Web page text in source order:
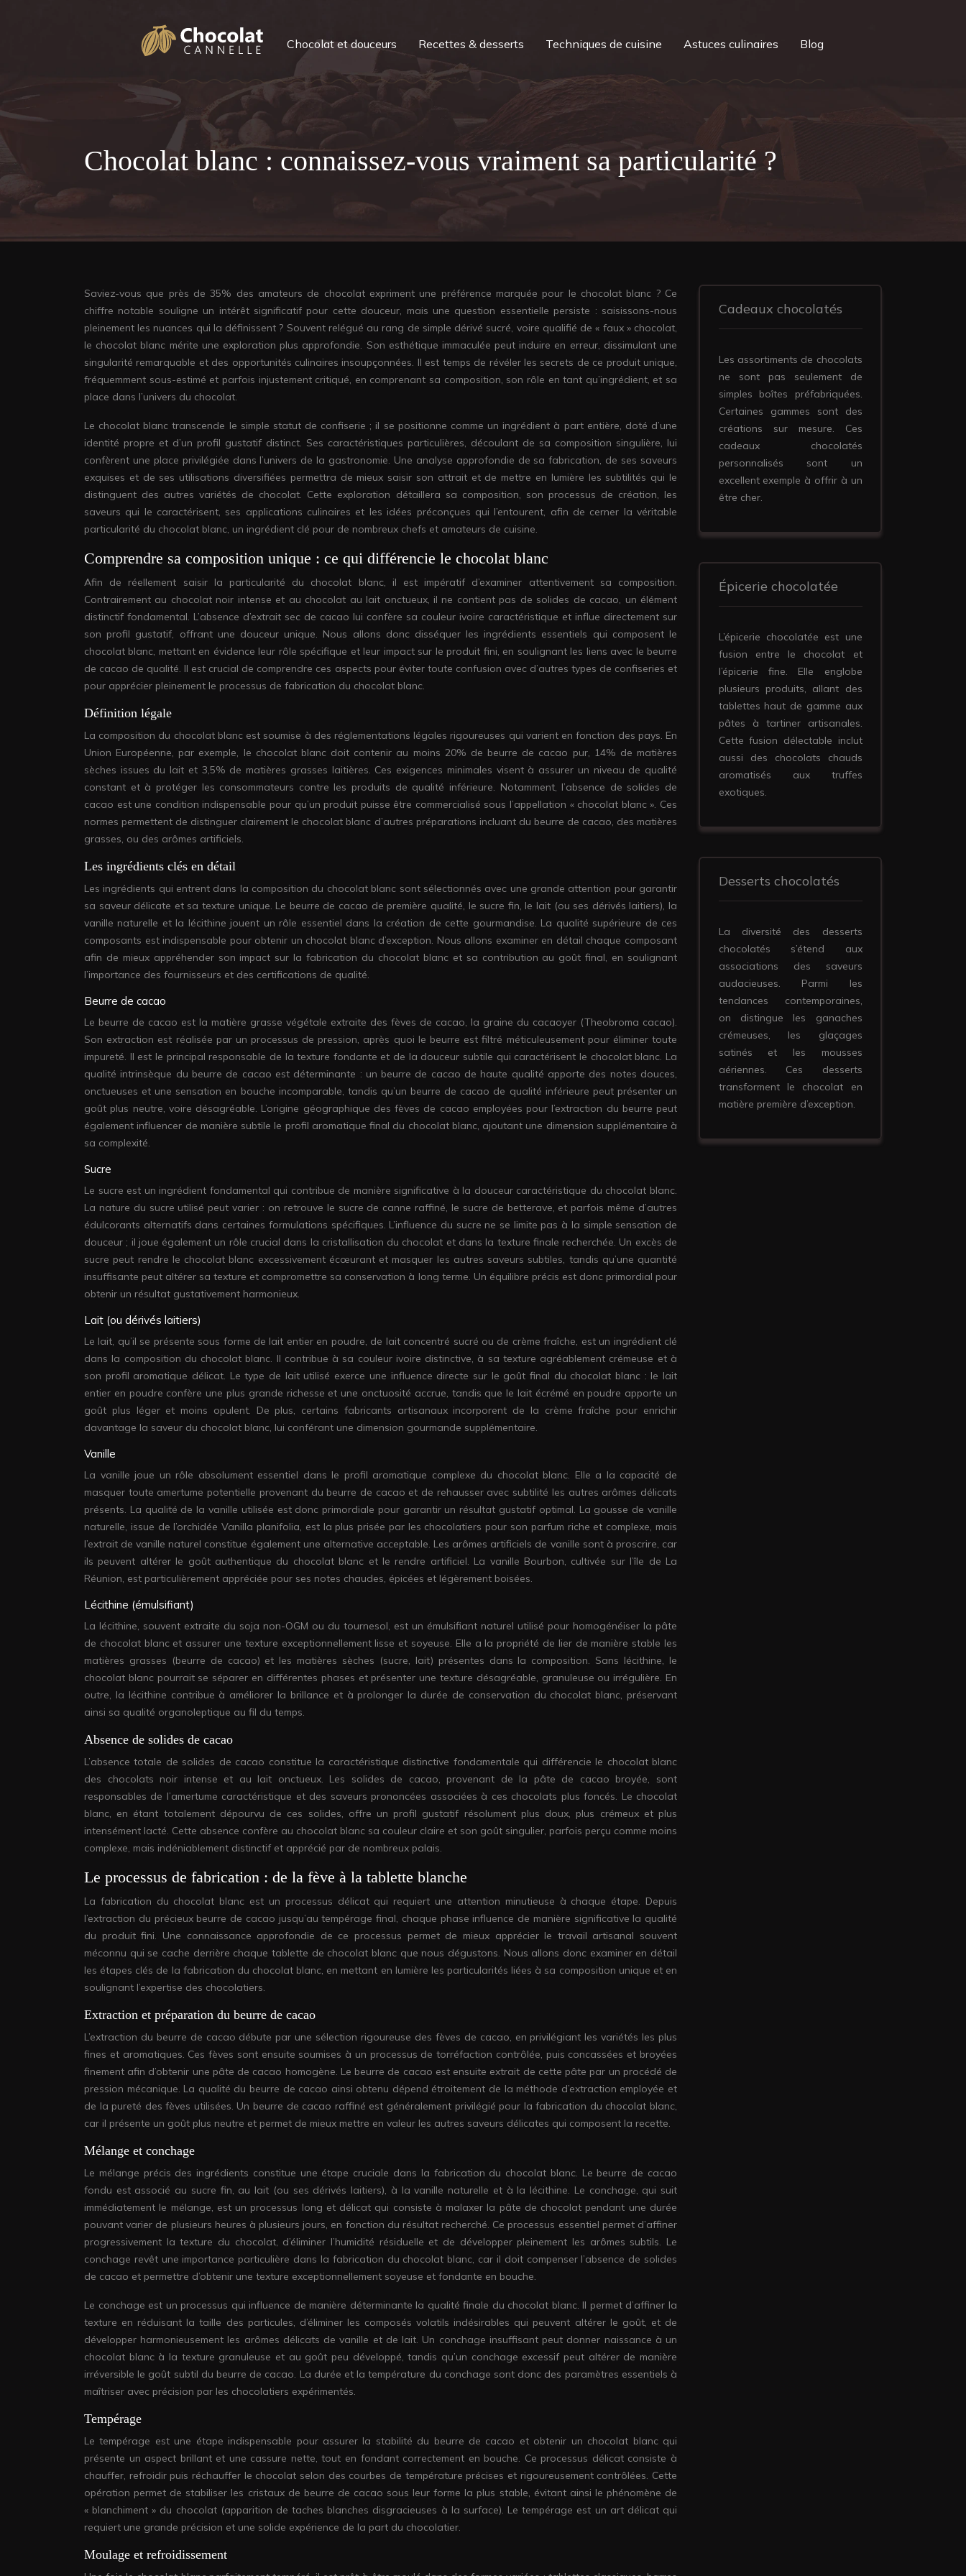
Chocolat et douceurs Recettes & desserts Techniques de cuisine Astuces culinaires Blog
Chocolat blanc : connaissez-vous vraiment sa particularité ?
Saviez-vous que près de 35% des amateurs de chocolat expriment une préférence marquée pour le chocolat blanc ? Ce
chiffre notable souligne un intérêt significatif pour cette douceur, mais une question essentielle persiste : saisissons-nous
pleinement les nuances qui la définissent ? Souvent relégué au rang de simple dérivé sucré, voire qualifié de « faux » chocolat,
le chocolat blanc mérite une exploration plus approfondie. Son esthétique immaculée peut induire en erreur, dissimulant une
singularité remarquable et des opportunités culinaires insoupçonnées. Il est temps de révéler les secrets de ce produit unique,
fréquemment sous-estimé et parfois injustement critiqué, en comprenant sa composition, son rôle en tant qu’ingrédient, et sa
place dans l’univers du chocolat.
Le chocolat blanc transcende le simple statut de confiserie ; il se positionne comme un ingrédient à part entière, doté d’une
identité propre et d’un profil gustatif distinct. Ses caractéristiques particulières, découlant de sa composition singulière, lui
confèrent une place privilégiée dans l’univers de la gastronomie. Une analyse approfondie de sa fabrication, de ses saveurs
exquises et de ses utilisations diversifiées permettra de mieux saisir son attrait et de mettre en lumière les subtilités qui le
distinguent des autres variétés de chocolat. Cette exploration détaillera sa composition, son processus de création, les
saveurs qui le caractérisent, ses applications culinaires et les idées préconçues qui l’entourent, afin de cerner la véritable
particularité du chocolat blanc, un ingrédient clé pour de nombreux chefs et amateurs de cuisine.
Comprendre sa composition unique : ce qui différencie le chocolat blanc
Afin de réellement saisir la particularité du chocolat blanc, il est impératif d’examiner attentivement sa composition.
Contrairement au chocolat noir intense et au chocolat au lait onctueux, il ne contient pas de solides de cacao, un élément
distinctif fondamental. L’absence d’extrait sec de cacao lui confère sa couleur ivoire caractéristique et influe directement sur
son profil gustatif, offrant une douceur unique. Nous allons donc disséquer les ingrédients essentiels qui composent le
chocolat blanc, mettant en évidence leur rôle spécifique et leur impact sur le produit fini, en soulignant les liens avec le beurre
de cacao de qualité. Il est crucial de comprendre ces aspects pour éviter toute confusion avec d’autres types de confiseries et
pour apprécier pleinement le processus de fabrication du chocolat blanc.
Définition légale
La composition du chocolat blanc est soumise à des réglementations légales rigoureuses qui varient en fonction des pays. En
Union Européenne, par exemple, le chocolat blanc doit contenir au moins 20% de beurre de cacao pur, 14% de matières
sèches issues du lait et 3,5% de matières grasses laitières. Ces exigences minimales visent à assurer un niveau de qualité
constant et à protéger les consommateurs contre les produits de qualité inférieure. Notamment, l’absence de solides de
cacao est une condition indispensable pour qu’un produit puisse être commercialisé sous l’appellation « chocolat blanc ». Ces
normes permettent de distinguer clairement le chocolat blanc d’autres préparations incluant du beurre de cacao, des matières
grasses, ou des arômes artificiels.
Les ingrédients clés en détail
Les ingrédients qui entrent dans la composition du chocolat blanc sont sélectionnés avec une grande attention pour garantir
sa saveur délicate et sa texture unique. Le beurre de cacao de première qualité, le sucre fin, le lait (ou ses dérivés laitiers), la
vanille naturelle et la lécithine jouent un rôle essentiel dans la création de cette gourmandise. La qualité supérieure de ces
composants est indispensable pour obtenir un chocolat blanc d’exception. Nous allons examiner en détail chaque composant
afin de mieux appréhender son impact sur la fabrication du chocolat blanc et sa contribution au goût final, en soulignant
l’importance des fournisseurs et des certifications de qualité.
Beurre de cacao
Le beurre de cacao est la matière grasse végétale extraite des fèves de cacao, la graine du cacaoyer (Theobroma cacao).
Son extraction est réalisée par un processus de pression, après quoi le beurre est filtré méticuleusement pour éliminer toute
impureté. Il est le principal responsable de la texture fondante et de la douceur subtile qui caractérisent le chocolat blanc. La
qualité intrinsèque du beurre de cacao est déterminante : un beurre de cacao de haute qualité apporte des notes douces,
onctueuses et une sensation en bouche incomparable, tandis qu’un beurre de cacao de qualité inférieure peut présenter un
goût plus neutre, voire désagréable. L’origine géographique des fèves de cacao employées pour l’extraction du beurre peut
également influencer de manière subtile le profil aromatique final du chocolat blanc, ajoutant une dimension supplémentaire à
sa complexité.
Sucre
Le sucre est un ingrédient fondamental qui contribue de manière significative à la douceur caractéristique du chocolat blanc.
La nature du sucre utilisé peut varier : on retrouve le sucre de canne raffiné, le sucre de betterave, et parfois même d’autres
édulcorants alternatifs dans certaines formulations spécifiques. L’influence du sucre ne se limite pas à la simple sensation de
douceur ; il joue également un rôle crucial dans la cristallisation du chocolat et dans la texture finale recherchée. Un excès de
sucre peut rendre le chocolat blanc excessivement écœurant et masquer les autres saveurs subtiles, tandis qu’une quantité
insuffisante peut altérer sa texture et compromettre sa conservation à long terme. Un équilibre précis est donc primordial pour
obtenir un résultat gustativement harmonieux.
Lait (ou dérivés laitiers)
Le lait, qu’il se présente sous forme de lait entier en poudre, de lait concentré sucré ou de crème fraîche, est un ingrédient clé
dans la composition du chocolat blanc. Il contribue à sa couleur ivoire distinctive, à sa texture agréablement crémeuse et à
son profil aromatique délicat. Le type de lait utilisé exerce une influence directe sur le goût final du chocolat blanc : le lait
entier en poudre confère une plus grande richesse et une onctuosité accrue, tandis que le lait écrémé en poudre apporte un
goût plus léger et moins opulent. De plus, certains fabricants artisanaux incorporent de la crème fraîche pour enrichir
davantage la saveur du chocolat blanc, lui conférant une dimension gourmande supplémentaire.
Vanille
La vanille joue un rôle absolument essentiel dans le profil aromatique complexe du chocolat blanc. Elle a la capacité de
masquer toute amertume potentielle provenant du beurre de cacao et de rehausser avec subtilité les autres arômes délicats
présents. La qualité de la vanille utilisée est donc primordiale pour garantir un résultat gustatif optimal. La gousse de vanille
naturelle, issue de l’orchidée Vanilla planifolia, est la plus prisée par les chocolatiers pour son parfum riche et complexe, mais
l’extrait de vanille naturel constitue également une alternative acceptable. Les arômes artificiels de vanille sont à proscrire, car
ils peuvent altérer le goût authentique du chocolat blanc et le rendre artificiel. La vanille Bourbon, cultivée sur l’île de La
Réunion, est particulièrement appréciée pour ses notes chaudes, épicées et légèrement boisées.
Lécithine (émulsifiant)
La lécithine, souvent extraite du soja non-OGM ou du tournesol, est un émulsifiant naturel utilisé pour homogénéiser la pâte
de chocolat blanc et assurer une texture exceptionnellement lisse et soyeuse. Elle a la propriété de lier de manière stable les
matières grasses (beurre de cacao) et les matières sèches (sucre, lait) présentes dans la composition. Sans lécithine, le
chocolat blanc pourrait se séparer en différentes phases et présenter une texture désagréable, granuleuse ou irrégulière. En
outre, la lécithine contribue à améliorer la brillance et à prolonger la durée de conservation du chocolat blanc, préservant
ainsi sa qualité organoleptique au fil du temps.
Absence de solides de cacao
L’absence totale de solides de cacao constitue la caractéristique distinctive fondamentale qui différencie le chocolat blanc
des chocolats noir intense et au lait onctueux. Les solides de cacao, provenant de la pâte de cacao broyée, sont
responsables de l’amertume caractéristique et des saveurs prononcées associées à ces chocolats plus foncés. Le chocolat
blanc, en étant totalement dépourvu de ces solides, offre un profil gustatif résolument plus doux, plus crémeux et plus
intensément lacté. Cette absence confère au chocolat blanc sa couleur claire et son goût singulier, parfois perçu comme moins
complexe, mais indéniablement distinctif et apprécié par de nombreux palais.
Le processus de fabrication : de la fève à la tablette blanche
La fabrication du chocolat blanc est un processus délicat qui requiert une attention minutieuse à chaque étape. Depuis
l’extraction du précieux beurre de cacao jusqu’au tempérage final, chaque phase influence de manière significative la qualité
du produit fini. Une connaissance approfondie de ce processus permet de mieux apprécier le travail artisanal souvent
méconnu qui se cache derrière chaque tablette de chocolat blanc que nous dégustons. Nous allons donc examiner en détail
les étapes clés de la fabrication du chocolat blanc, en mettant en lumière les particularités liées à sa composition unique et en
soulignant l’expertise des chocolatiers.
Extraction et préparation du beurre de cacao
L’extraction du beurre de cacao débute par une sélection rigoureuse des fèves de cacao, en privilégiant les variétés les plus
fines et aromatiques. Ces fèves sont ensuite soumises à un processus de torréfaction contrôlée, puis concassées et broyées
finement afin d’obtenir une pâte de cacao homogène. Le beurre de cacao est ensuite extrait de cette pâte par un procédé de
pression mécanique. La qualité du beurre de cacao ainsi obtenu dépend étroitement de la méthode d’extraction employée et
de la pureté des fèves utilisées. Un beurre de cacao raffiné est généralement privilégié pour la fabrication du chocolat blanc,
car il présente un goût plus neutre et permet de mieux mettre en valeur les autres saveurs délicates qui composent la recette.
Mélange et conchage
Le mélange précis des ingrédients constitue une étape cruciale dans la fabrication du chocolat blanc. Le beurre de cacao
fondu est associé au sucre fin, au lait (ou ses dérivés laitiers), à la vanille naturelle et à la lécithine. Le conchage, qui suit
immédiatement le mélange, est un processus long et délicat qui consiste à malaxer la pâte de chocolat pendant une durée
pouvant varier de plusieurs heures à plusieurs jours, en fonction du résultat recherché. Ce processus essentiel permet d’affiner
progressivement la texture du chocolat, d’éliminer l’humidité résiduelle et de développer pleinement les arômes subtils. Le
conchage revêt une importance particulière dans la fabrication du chocolat blanc, car il doit compenser l’absence de solides
de cacao et permettre d’obtenir une texture exceptionnellement soyeuse et fondante en bouche.
Le conchage est un processus qui influence de manière déterminante la qualité finale du chocolat blanc. Il permet d’affiner la
texture en réduisant la taille des particules, d’éliminer les composés volatils indésirables qui peuvent altérer le goût, et de
développer harmonieusement les arômes délicats de vanille et de lait. Un conchage insuffisant peut donner naissance à un
chocolat blanc à la texture granuleuse et au goût peu développé, tandis qu’un conchage excessif peut altérer de manière
irréversible le goût subtil du beurre de cacao. La durée et la température du conchage sont donc des paramètres essentiels à
maîtriser avec précision par les chocolatiers expérimentés.
Tempérage
Le tempérage est une étape indispensable pour assurer la stabilité du beurre de cacao et obtenir un chocolat blanc qui
présente un aspect brillant et une cassure nette, tout en fondant correctement en bouche. Ce processus délicat consiste à
chauffer, refroidir puis réchauffer le chocolat selon des courbes de température précises et rigoureusement contrôlées. Cette
opération permet de stabiliser les cristaux de beurre de cacao sous leur forme la plus stable, évitant ainsi le phénomène de
« blanchiment » du chocolat (apparition de taches blanches disgracieuses à la surface). Le tempérage est un art délicat qui
requiert une grande précision et une solide expérience de la part du chocolatier.
Moulage et refroidissement
Cadeaux chocolatés
Les assortiments de chocolats
ne sont pas seulement de
simples boîtes préfabriquées.
Certaines gammes sont des
créations sur mesure. Ces
cadeaux chocolatés
personnalisés sont un
excellent exemple à offrir à un
être cher.
Épicerie chocolatée
L’épicerie chocolatée est une
fusion entre le chocolat et
l’épicerie fine. Elle englobe
plusieurs produits, allant des
tablettes haut de gamme aux
pâtes à tartiner artisanales.
Cette fusion délectable inclut
aussi des chocolats chauds
aromatisés aux truffes
exotiques.
Desserts chocolatés
La diversité des desserts
chocolatés s’étend aux
associations des saveurs
audacieuses. Parmi les
tendances contemporaines,
on distingue les ganaches
crémeuses, les glaçages
satinés et les mousses
aériennes. Ces desserts
transforment le chocolat en
matière première d’exception.